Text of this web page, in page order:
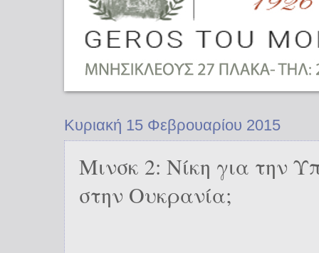
Κυριακή 15 Φεβρουαρίου 2015
Μινσκ 2: Νίκη για την
στην Ουκρανία;